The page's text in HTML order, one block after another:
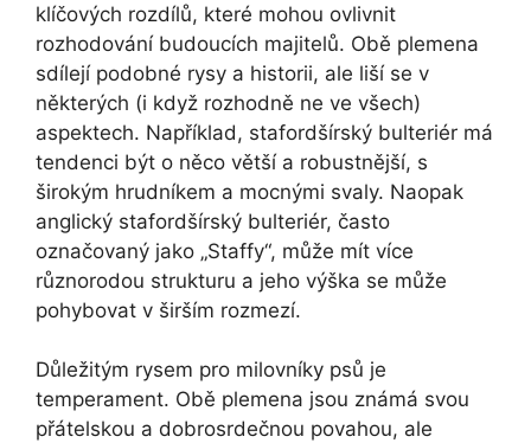
klíčových rozdílů, které mohou ovlivnit
rozhodování budoucích majitelů. Obě plemena
sdílejí podobné rysy a historii, ale liší se v
některých (i když rozhodně ne ve všech)
aspektech. Například, stafordšírský bulteriér má
tendenci být o něco větší a robustnější, s
širokým hrudníkem a mocnými svaly. Naopak
anglický stafordšírský bulteriér, často
označovaný jako „Staffy“, může mít více
různorodou strukturu a jeho výška se může
pohybovat v širším rozmezí.
Důležitým rysem pro milovníky psů je
temperament. Obě plemena jsou známá svou
přátelskou a dobrosrdečnou povahou, ale